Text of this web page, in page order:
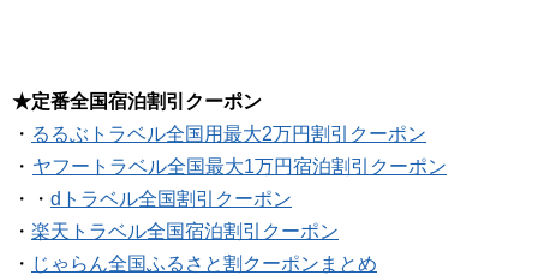
★定番全国宿泊割引クーポン
・ るるぶトラベル全国用最大2万円割引クーポン
・ ヤフートラベル全国最大1万円宿泊割引クーポン
・・ dトラベル全国割引クーポン
・ 楽天トラベル全国宿泊割引クーポン
・ じゃらん全国ふるさと割クーポンまとめ